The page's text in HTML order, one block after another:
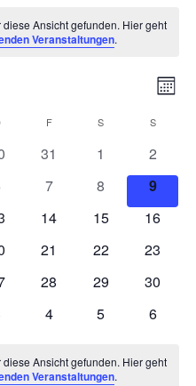
Ansicht gefunden. Hier geht
Veranstaltungen.
Monat
DONNERSTAG
FFREITAG S SAMSTAGS
0
Veranstaltungen
31
0
1
0
2
0
Veranstaltungen
7
0
8
0
9
0
14
0
15
0
16
0
21
0
22
0
23
0
28
0
29
0
30
0
4
0
5
0
6
Ansicht gefunden. Hier geht
Veranstaltungen.